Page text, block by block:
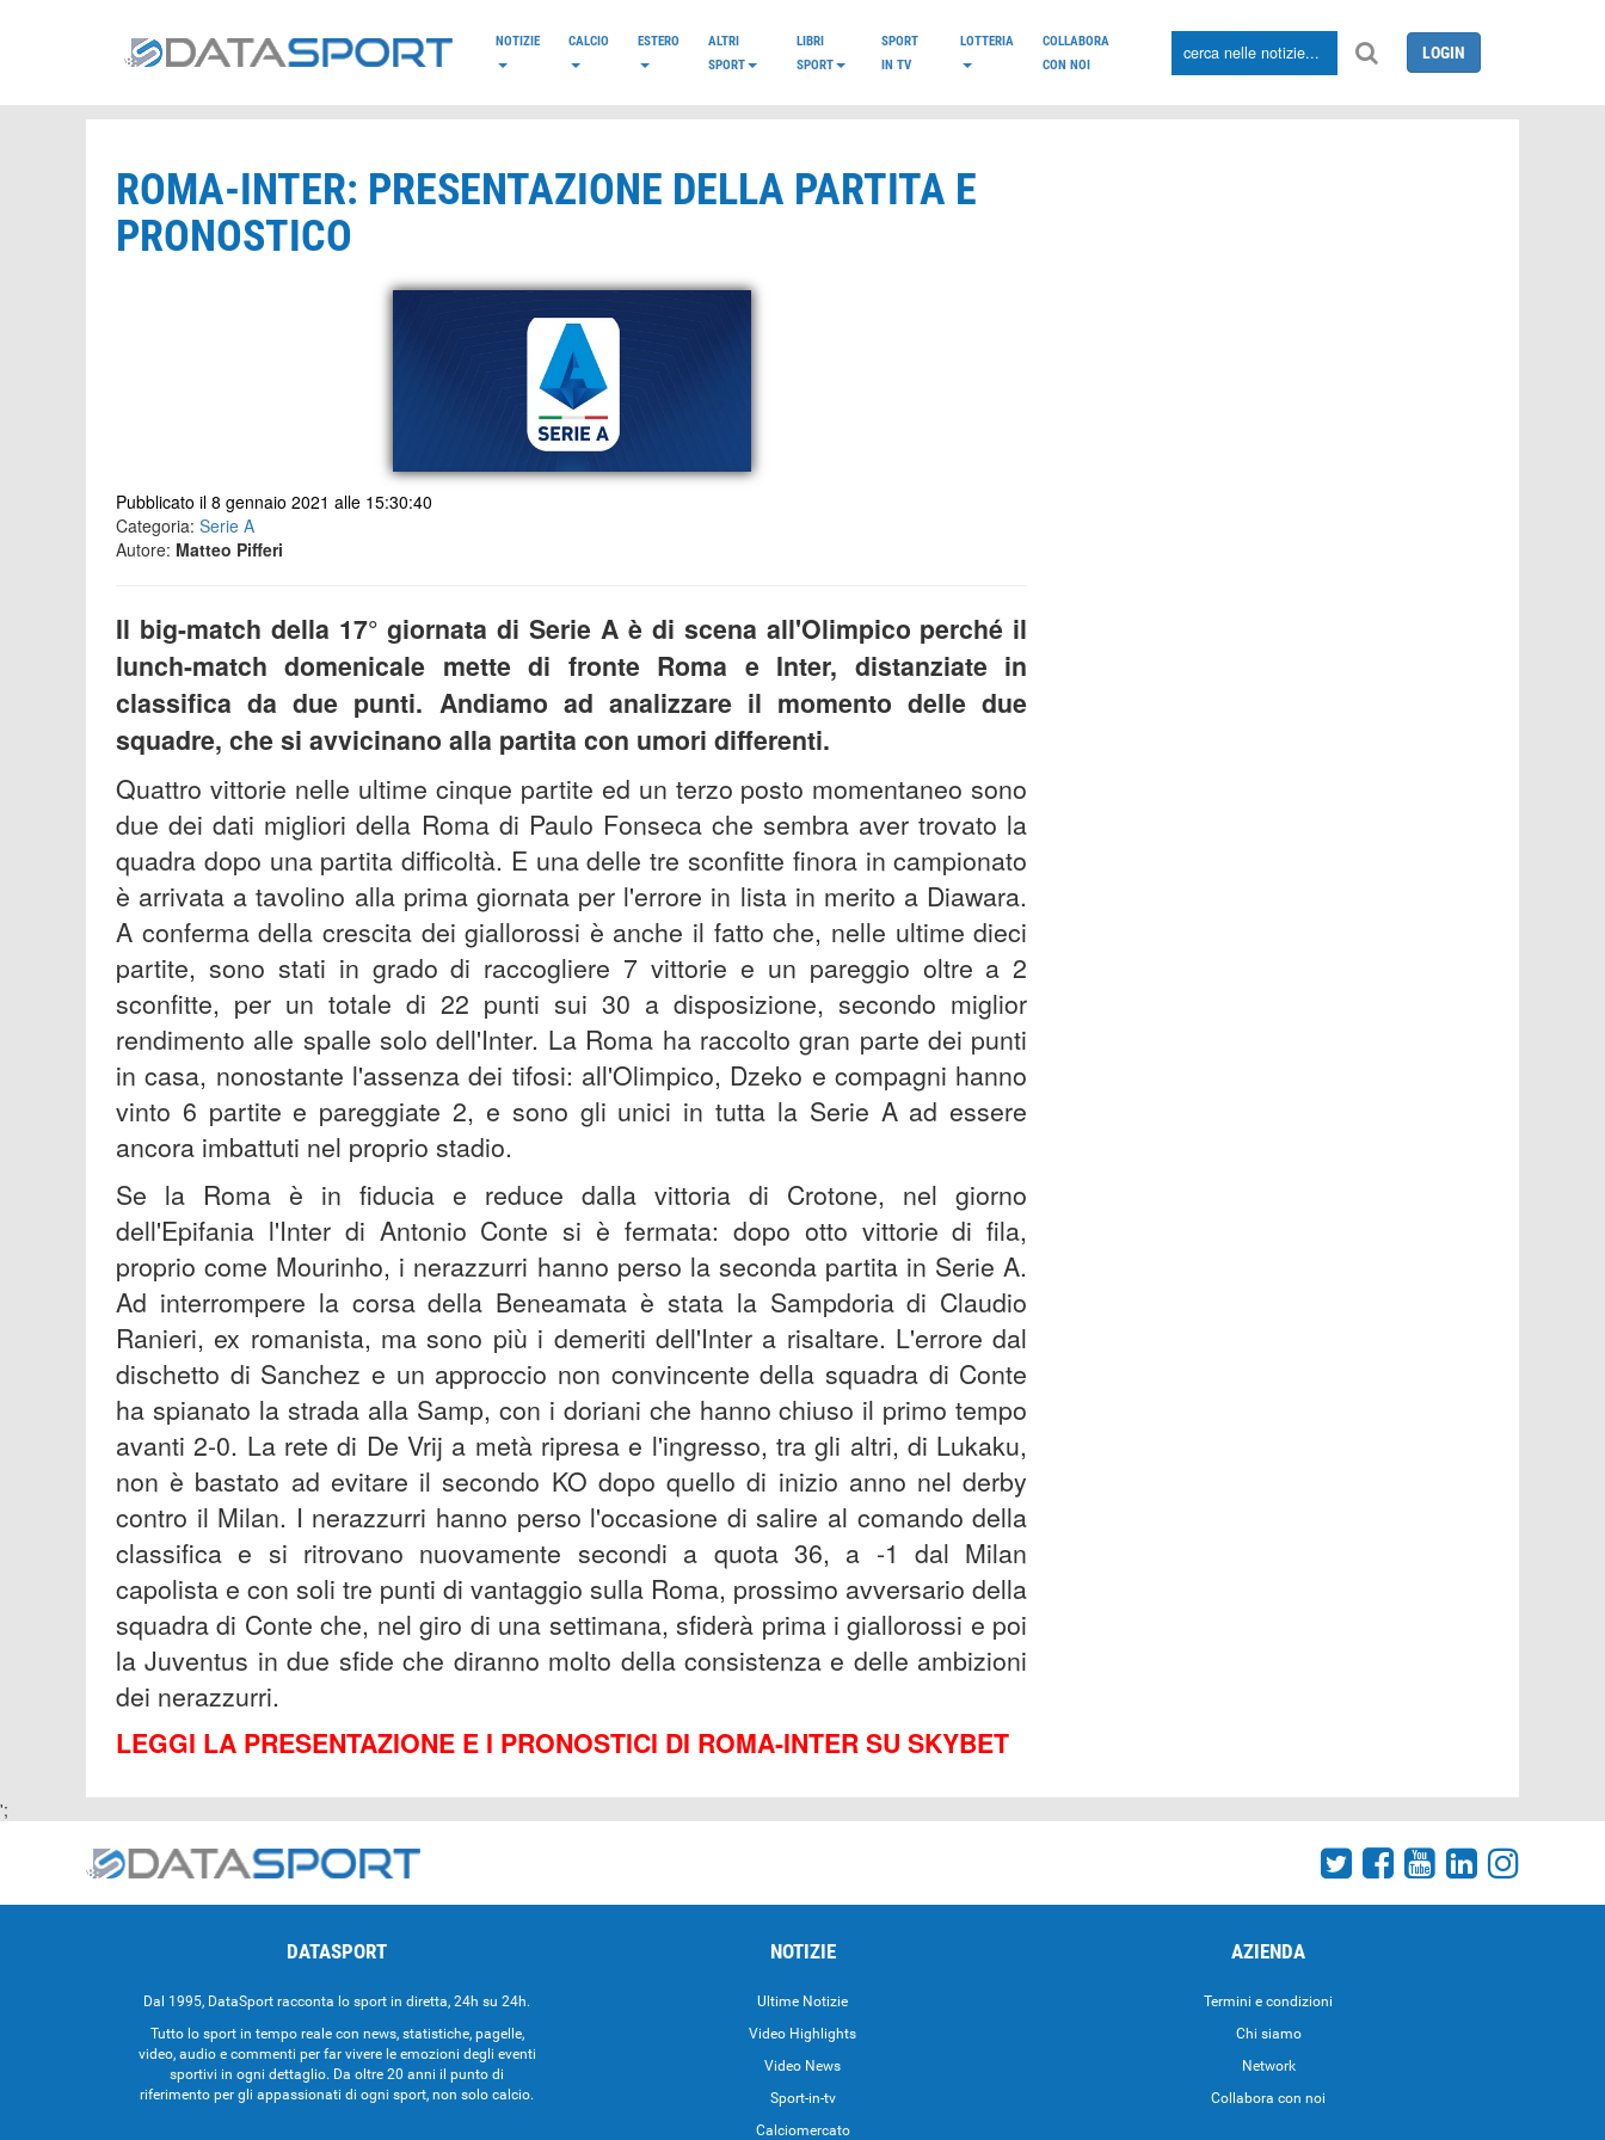
NOTIZIE CALCIO ESTERO
ALTRI
SPORT
LIBRI
SPORT
SPORT
IN TV
LOTTERIA
COLLABORA
CON NOI
LOGIN
ROMA-INTER: PRESENTAZIONE DELLA PARTITA E
PRONOSTICO
Pubblicato il 8 gennaio 2021 alle 15:30:40
Categoria: Serie A
Autore: Matteo Pifferi
Il big-match della 17° giornata di Serie A è di scena all'Olimpico perché il
lunch-match domenicale mette di fronte Roma e Inter, distanziate in
classifica da due punti. Andiamo ad analizzare il momento delle due
squadre, che si avvicinano alla partita con umori differenti.
Quattro vittorie nelle ultime cinque partite ed un terzo posto momentaneo sono
due dei dati migliori della Roma di Paulo Fonseca che sembra aver trovato la
quadra dopo una partita difficoltà. E una delle tre sconfitte finora in campionato
è arrivata a tavolino alla prima giornata per l'errore in lista in merito a Diawara.
A conferma della crescita dei giallorossi è anche il fatto che, nelle ultime dieci
partite, sono stati in grado di raccogliere 7 vittorie e un pareggio oltre a 2
sconfitte, per un totale di 22 punti sui 30 a disposizione, secondo miglior
rendimento alle spalle solo dell'Inter. La Roma ha raccolto gran parte dei punti
in casa, nonostante l'assenza dei tifosi: all'Olimpico, Dzeko e compagni hanno
vinto 6 partite e pareggiate 2, e sono gli unici in tutta la Serie A ad essere
ancora imbattuti nel proprio stadio.
Se la Roma è in fiducia e reduce dalla vittoria di Crotone, nel giorno
dell'Epifania l'Inter di Antonio Conte si è fermata: dopo otto vittorie di fila,
proprio come Mourinho, i nerazzurri hanno perso la seconda partita in Serie A.
Ad interrompere la corsa della Beneamata è stata la Sampdoria di Claudio
Ranieri, ex romanista, ma sono più i demeriti dell'Inter a risaltare. L'errore dal
dischetto di Sanchez e un approccio non convincente della squadra di Conte
ha spianato la strada alla Samp, con i doriani che hanno chiuso il primo tempo
avanti 2-0. La rete di De Vrij a metà ripresa e l'ingresso, tra gli altri, di Lukaku,
non è bastato ad evitare il secondo KO dopo quello di inizio anno nel derby
contro il Milan. I nerazzurri hanno perso l'occasione di salire al comando della
classifica e si ritrovano nuovamente secondi a quota 36, a -1 dal Milan
capolista e con soli tre punti di vantaggio sulla Roma, prossimo avversario della
squadra di Conte che, nel giro di una settimana, sfiderà prima i giallorossi e poi
la Juventus in due sfide che diranno molto della consistenza e delle ambizioni
dei nerazzurri.
LEGGI LA PRESENTAZIONE E I PRONOSTICI DI ROMA-INTER SU SKYBET
';
DATASPORT
Dal 1995, DataSport racconta lo sport in diretta, 24h su 24h.
Tutto lo sport in tempo reale con news, statistiche, pagelle,
video, audio e commenti per far vivere le emozioni degli eventi
sportivi in ogni dettaglio. Da oltre 20 anni il punto di
riferimento per gli appassionati di ogni sport, non solo calcio.
NOTIZIE
Ultime Notizie
Video Highlights
Video News
Sport-in-tv
Calciomercato
AZIENDA
Termini e condizioni
Chi siamo
Network
Collabora con noi